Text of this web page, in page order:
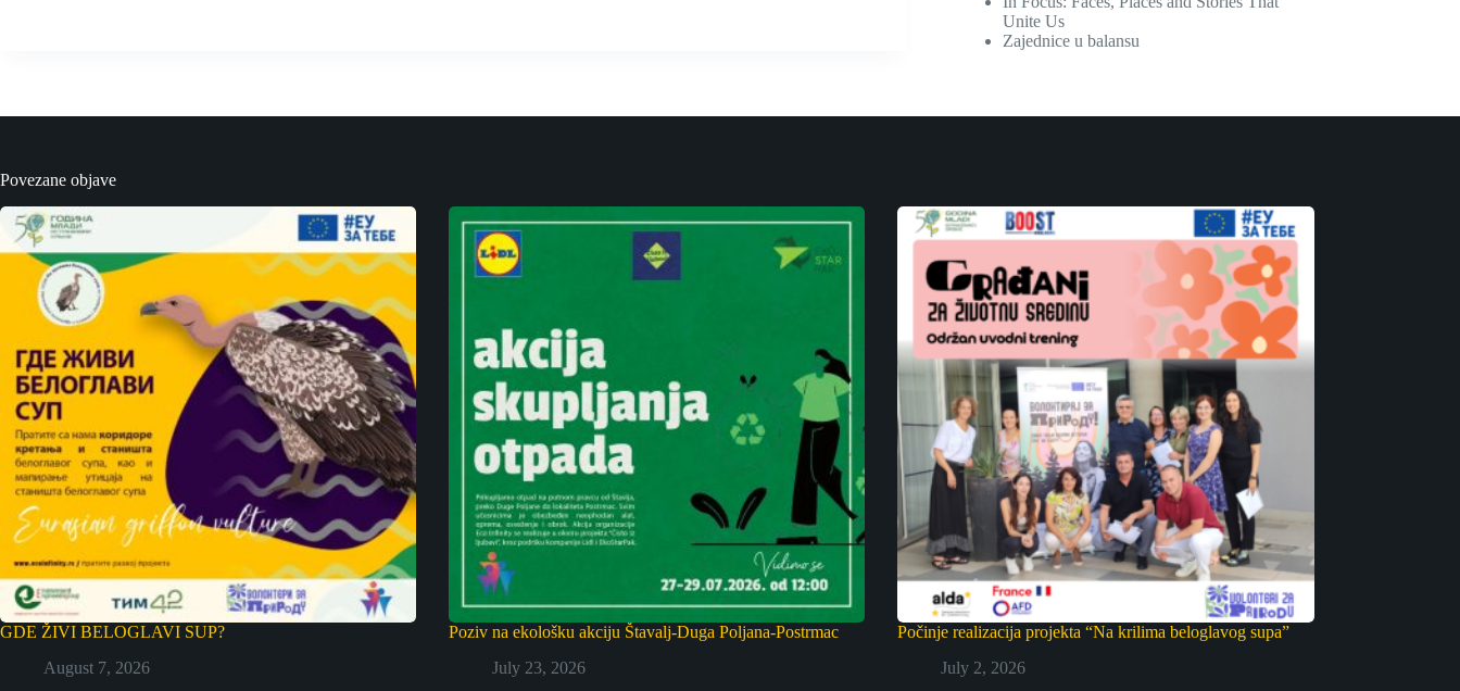
Unite Us
Zajednice u balansu
Povezane objave
GDE ŽIVI BELOGLAVI SUP?
August 7, 2026
Poziv na ekološku akciju Štavalj-Duga Poljana-Postrmac
July 23, 2026
Počinje realizacija projekta “Na krilima beloglavog supa”
July 2, 2026